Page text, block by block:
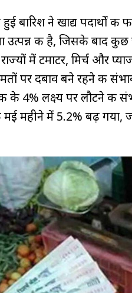
बारिश ने खाद्य पदार्थों
उत्पन्न की है, जिसके बाद
में टमाटर, मिर्च और
पर दबाव बने रहने की
के 4% लक्ष्य पर लौटने की
मई महीने में 5.2% बढ़